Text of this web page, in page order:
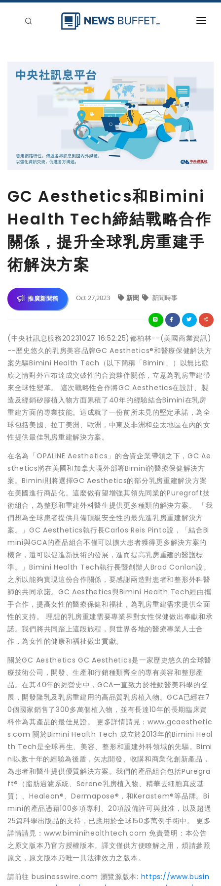
GC Aesthetics和Bimini
Health Tech締結戰略合作
關係，提升全球乳房重建手
術解決方案
推廣新聞稿 Oct 27,2023 新聞 新聞時事
(中央社訊息服務20231027 16:52:25)都柏林--(美國商業資訊)
--歷史悠久的乳房美容品牌GC Aesthetics®和醫療保健解決方
案先驅Bimini Health Tech（以下簡稱「Bimini」）以無比歡
欣之情對外宣布達成突破性的合資夥伴關係，立意為乳房重建帶
來全球性變革。 這次戰略性合作將GC Aesthetics在設計、製
造及經銷矽膠植入物方面累積了40年的經驗結合Bimini在乳房
重建方面的專業技能。這成就了一份前所未見的堅定承諾，為全
球包括美國、拉丁美洲、歐洲，中東及非洲和亞太地區在內的女
性提供最佳乳房重建解決方案。
在名為「OPALINE Aesthetics」的合資企業帶領之下，GC Ae
sthetics將在美國和加拿大境外部署Bimini的醫療保健解決方
案。Bimini則將選擇GC Aesthetics的部分乳房重建解決方案
在美國進行商品化。這麼做有望增強其領先同業的Puregraft技
術組合，為整形和重建外科醫生提供更多種類的解決方案。 「我
們想為全球患者提供具備頂級安全性的最先進乳房重建解決方
案。」GC Aesthetics執行長Carlos Reis Pinto說，「結合Bi
mini與GCA的產品組合不僅可以擴大患者獲得更多解決方案的
機會，還可以促進新技術的發展，進而提高乳房重建的醫護標
準。」Bimini Health Tech執行長暨創辦人Brad Conlan說。
之所以能夠實現這份合作關係，要感謝兩造對患者和整形外科醫
師的共同承諾。GC Aesthetics與Bimini Health Tech經由攜
手合作，提高女性的醫療保健和福祉，為乳房重建需求提供全面
性的支持。 理想的乳房重建需要專業界對女性保健做出奉獻和承
諾。我們將共同踏上這段旅程，與世界各地的醫療專業人士合
作，為女性的健康和福祉做出貢獻。
關於GC Aesthetics GC Aesthetics是一家歷史悠久的全球醫
療技術公司，開發、生產和行銷種類齊全的專有美容和整形產
品。在其40年的經營史中，GCA一直致力於推動醫美科學的發
展，開發隆乳及乳房重建用的高品質乳房植入物。GCA已經在7
0個國家銷售了300多萬個植入物，並有長達10年的長期臨床資
料作為其產品的最佳見證。 更多詳情請見：www.gcaesthetic
s.com 關於Bimini Health Tech 成立於2013年的Bimini Heal
th Tech是全球再生、美容、整形和重建外科領域的先驅。Bimi
ni以數十年的經驗為後盾，矢志開發、收購和商業化創新產品，
為患者和醫生提供優質解決方案。我們的產品組合包括Puregra
ft®（脂肪過濾系統、Serene乳房植入物、精華去細胞真皮基
質）、Healeon®、Dermapose®，和Kerastem®等品牌。Bi
mini的產品憑藉100多項專利、20項設備許可與批准，以及超過
25篇科學出版品的支持，已應用於全球150多萬例手術中。 更多
詳情請見：www.biminihealthtech.com 免責聲明：本公告
之原文版本乃官方授權版本。譯文僅供方便瞭解之用，煩請參照
原文，原文版本乃唯一具法律效力之版本。
請前往 businesswire.com 瀏覽源版本: https://www.busin